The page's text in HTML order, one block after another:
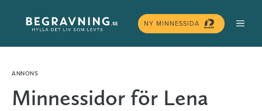
innehåll
NY MINNESSIDA
Minnessidor för Lena